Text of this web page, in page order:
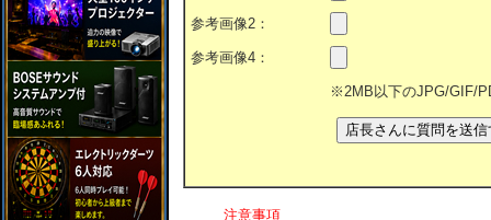
参考画像2：
参考画像4：
※2MB以下のJPG/GIF/
注意事項